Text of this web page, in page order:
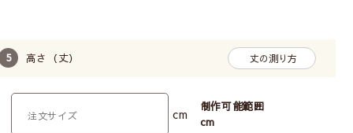
高さ（丈） 丈の測り方
cm
制作可能範囲
cm